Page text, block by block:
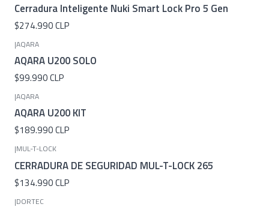
Cerradura Inteligente Nuki Smart Lock Pro 5 Gen
$274.990 CLP
|AQARA
AQARA U200 SOLO
$99.990 CLP
|AQARA
AQARA U200 KIT
$189.990 CLP
|MUL-T-LOCK
CERRADURA DE SEGURIDAD MUL-T-LOCK 265
$134.990 CLP
|DORTEC